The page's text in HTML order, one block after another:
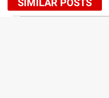
SIMILAR POSTS